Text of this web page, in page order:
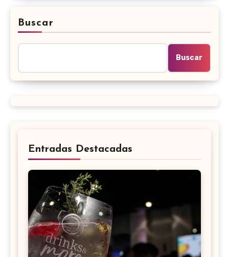
Buscar
Buscar
Entradas Destacadas